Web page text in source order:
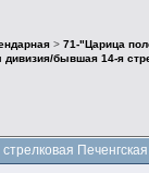
> 71-"Царица
бывшая 14-я
стрелковая